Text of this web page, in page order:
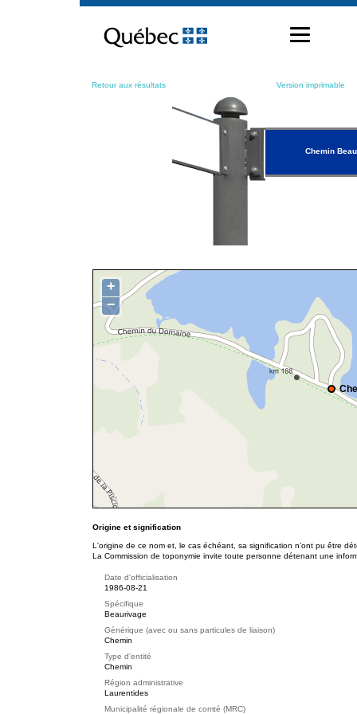
contenu
Retour aux résultats Version imprimable
Chemin
+
−
Origine et signification
L'origine de ce nom et, le cas échéant, sa signification n’ont pu être
La Commission de toponymie invite toute personne détenant une
Date d'officialisation
1986-08-21
Spécifique
Beaurivage
Générique (avec ou sans particules de liaison)
Chemin
Type d'entité
Chemin
Région administrative
Laurentides
Municipalité régionale de comté (MRC)